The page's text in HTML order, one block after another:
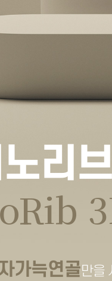
리
가늑연골만을